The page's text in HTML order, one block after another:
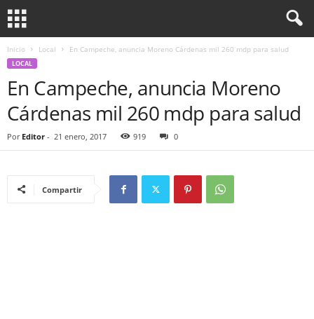
Inicio Local En Campeche, anuncia Moreno Cárdenas mil 260 mdp para salud
LOCAL
En Campeche, anuncia Moreno
Cárdenas mil 260 mdp para salud
Por Editor - 21 enero, 2017 919 0
Compartir